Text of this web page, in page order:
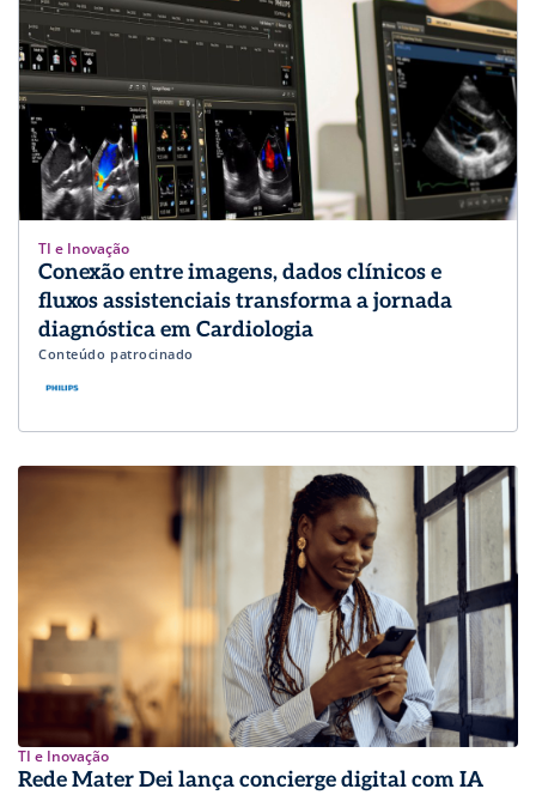
TI e Inovação
Conexão entre imagens, dados clínicos e
fluxos assistenciais transforma a jornada
diagnóstica em Cardiologia
Conteúdo patrocinado
TI e Inovação
Rede Mater Dei lança concierge digital com IA